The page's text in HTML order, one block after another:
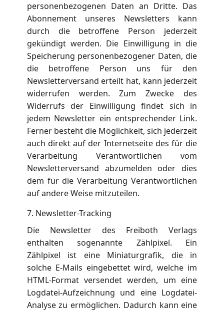
personenbezogenen Daten an Dritte. Das
Abonnement unseres Newsletters kann
durch die betroffene Person jederzeit
gekündigt werden. Die Einwilligung in die
Speicherung personenbezogener Daten, die
die betroffene Person uns für den
Newsletterversand erteilt hat, kann jederzeit
widerrufen werden. Zum Zwecke des
Widerrufs der Einwilligung findet sich in
jedem Newsletter ein entsprechender Link.
Ferner besteht die Möglichkeit, sich jederzeit
auch direkt auf der Internetseite des für die
Verarbeitung Verantwortlichen vom
Newsletterversand abzumelden oder dies
dem für die Verarbeitung Verantwortlichen
auf andere Weise mitzuteilen.
7. Newsletter-Tracking
Die Newsletter des Freiboth Verlags
enthalten sogenannte Zählpixel. Ein
Zählpixel ist eine Miniaturgrafik, die in
solche E-Mails eingebettet wird, welche im
HTML-Format versendet werden, um eine
Logdatei-Aufzeichnung und eine Logdatei-
Analyse zu ermöglichen. Dadurch kann eine